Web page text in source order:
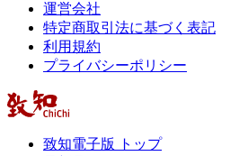
運営会社
特定商取引法に基づく表記
利用規約
プライバシーポリシー
致知電子版 トップ